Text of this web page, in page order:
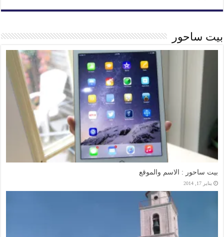
بيت ساحور
بيت ساحور : الاسم والموقع
يناير 17, 2014